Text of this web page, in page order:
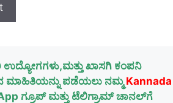
ಖಾಸಗಿ ಕಂಪನಿ
ಮಾಹಿತಿಯನ್ನು ಪಡೆಯಲು ನಮ್ಮ Kannada
ಗ್ರೂಪ್ ಮತ್ತು ಟೆಲಿಗ್ರಾಮ್ ಚಾನಲ್‌ಗೆ